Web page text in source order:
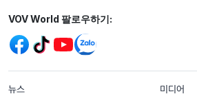
Mạng xã hội
VOV World 팔로우하기:
menu footer tiếng Hàn
뉴스 미디어